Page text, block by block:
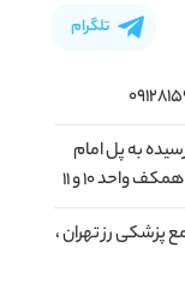
تلگرام
به پل امام
۱۰ و ۱۱
پزشکی رز تهران ،